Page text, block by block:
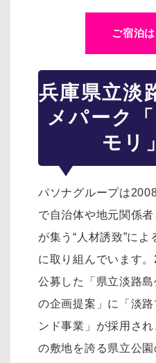
ご宿泊は
兵庫県立淡
メパーク
モリ
パソナグループは
で自治体や地元関係
が集う“人材誘致”に
に取り組んでいます
公募した「県立淡路
の企画提案」に「淡
ンド事業」が採用さ
の敷地を誇る県立公